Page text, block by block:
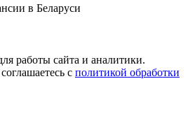
в Беларуси
работы сайта и аналитики.
с политикой обработки